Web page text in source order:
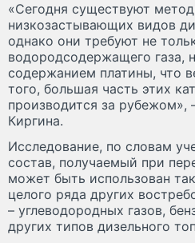
«Сегодня существуют
низкозастывающих видов
однако они требуют не
водородсодержащего газа,
содержанием платины, что
того, большая часть этих
производится за рубежом»,
Киргина.
Исследование, по словам
состав, получаемый при
может быть использован
целого ряда других
– углеводородных газов,
других типов дизельного